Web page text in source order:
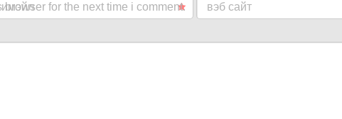
имэйл вэб сайт
for the next time i comment.